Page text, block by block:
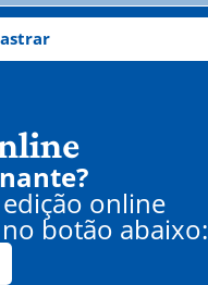
edição online
botão abaixo: